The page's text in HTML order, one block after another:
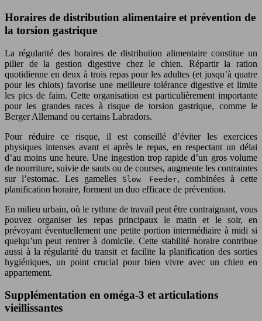
Horaires de distribution alimentaire et prévention de
la torsion gastrique
La régularité des horaires de distribution alimentaire constitue un
pilier de la gestion digestive chez le chien. Répartir la ration
quotidienne en deux à trois repas pour les adultes (et jusqu’à quatre
pour les chiots) favorise une meilleure tolérance digestive et limite
les pics de faim. Cette organisation est particulièrement importante
pour les grandes races à risque de torsion gastrique, comme le
Berger Allemand ou certains Labradors.
Pour réduire ce risque, il est conseillé d’éviter les exercices
physiques intenses avant et après le repas, en respectant un délai
d’au moins une heure. Une ingestion trop rapide d’un gros volume
de nourriture, suivie de sauts ou de courses, augmente les contraintes
sur l’estomac. Les gamelles
Slow Feeder, combinées à cette
planification horaire, forment un duo efficace de prévention.
En milieu urbain, où le rythme de travail peut être contraignant, vous
pouvez organiser les repas principaux le matin et le soir, en
prévoyant éventuellement une petite portion intermédiaire à midi si
quelqu’un peut rentrer à domicile. Cette stabilité horaire contribue
aussi à la régularité du transit et facilite la planification des sorties
hygiéniques, un point crucial pour bien vivre avec un chien en
appartement.
Supplémentation en oméga-3 et articulations
vieillissantes